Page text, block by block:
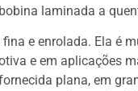
laminada a
e enrolada. Ela é
e em aplicações
plana, em